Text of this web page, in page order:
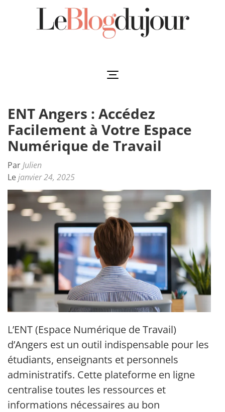
ENT Angers : Accédez
Facilement à Votre Espace
Numérique de Travail
ParJulien
Lejanvier 24, 2025
L’ENT (Espace Numérique de Travail)
d’Angers est un outil indispensable pour les
étudiants, enseignants et personnels
administratifs. Cette plateforme en ligne
centralise toutes les ressources et
informations nécessaires au bon